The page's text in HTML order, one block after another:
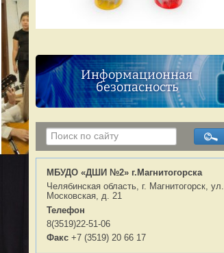
Информационная
безопасность
МБУДО «ДШИ №2» г.Магнитогорска
Челябинская область, г. Магнитогорск, ул.
Московская, д. 21
Телефон
8(3519)22-51-06
Факс +7 (3519) 20 66 17